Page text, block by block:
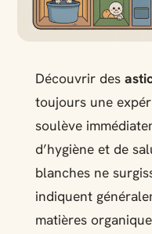
Découvrir des
toujours une
soulève
d’hygiène et de
blanches ne
indiquent
matières